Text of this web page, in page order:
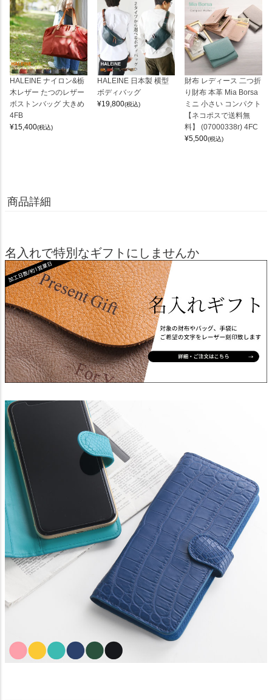
HALEINE ナイロン&栃
木レザー たつのレザー
ボストンバッグ 大きめ
4FB
¥15,400(税込)
HALEINE 日本製 横型
ボディバッグ
¥19,800(税込)
財布 レディース 二つ折
り財布 本革 Mia Borsa
ミニ 小さい コンパクト
【ネコポスで送料無
料】 (07000338r) 4FC
¥5,500(税込)
商品詳細
名入れで特別なギフトにしませんか